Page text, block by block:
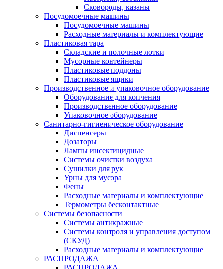
Сковороды, казаны
Посудомоечные машины
Посудомоечные машины
Расходные материалы и комплектующие
Пластиковая тара
Складские и полочные лотки
Мусорные контейнеры
Пластиковые поддоны
Пластиковые ящики
Производственное и упаковочное оборудование
Оборудование для копчения
Производственное оборудование
Упаковочное оборудование
Санитарно-гигиеническое оборудование
Диспенсеры
Дозаторы
Лампы инсектицидные
Системы очистки воздуха
Сушилки для рук
Урны для мусора
Фены
Расходные материалы и комплектующие
Термометры бесконтактные
Системы безопасности
Системы антикражные
Системы контроля и управления доступом
(СКУД)
Расходные материалы и комплектующие
РАСПРОДАЖА
РАСПРОДАЖА